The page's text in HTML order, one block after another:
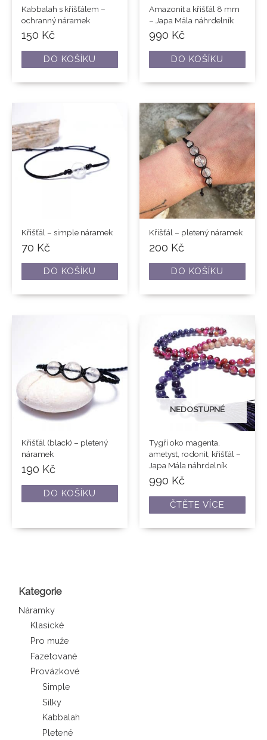
Kategorie
Náramky
Klasické
Pro muže
Fazetované
Provázkové
Simple
Silky
Kabbalah
Pletené
Kabbalah s křišťálem –
ochranný náramek
150 Kč
DO KOŠÍKU
Amazonit a křišťál 8 mm
– Japa Mála náhrdelník
990 Kč
DO KOŠÍKU
Křišťál – simple náramek
70 Kč
DO KOŠÍKU
Křišťál – pletený náramek
200 Kč
DO KOŠÍKU
Křišťál (black) – pletený
náramek
190 Kč
DO KOŠÍKU
NEDOSTUPNÉ
Tygří oko magenta,
ametyst, rodonit, křišťál –
Japa Mála náhrdelník
990 Kč
ČTĚTE VÍCE